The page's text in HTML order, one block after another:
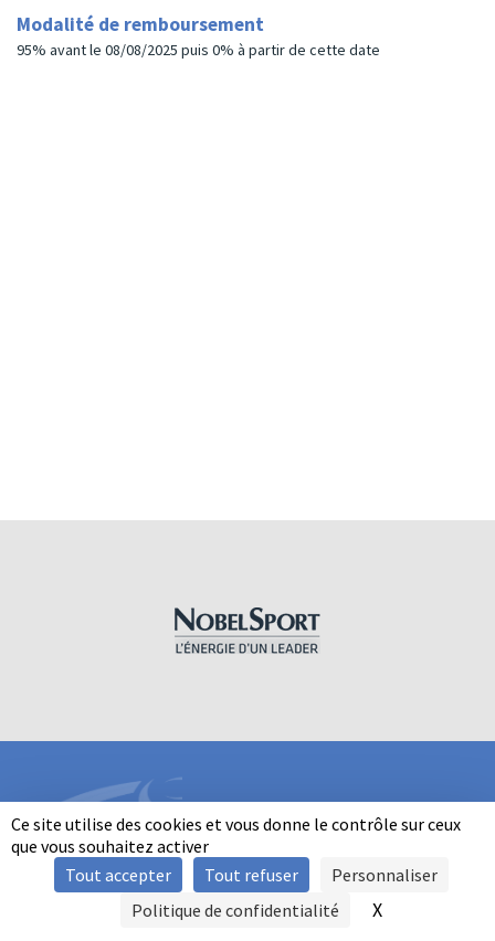
Ce site utilise des cookies et vous donne le contrôle sur ceux
que vous souhaitez activer
Tout accepter
Tout refuser
Personnaliser
Politique de confidentialité
X
Modalité de remboursement
95% avant le 08/08/2025 puis 0% à partir de cette date
INFORMATIONS
SIGNALER UNE VIOLENCE